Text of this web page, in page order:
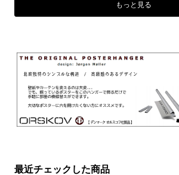
もっと見る
最近チェックした商品